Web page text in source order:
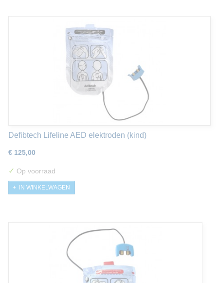
Defibtech Lifeline AED elektroden (kind)
€ 125,00
✓ Op voorraad
IN WINKELWAGEN